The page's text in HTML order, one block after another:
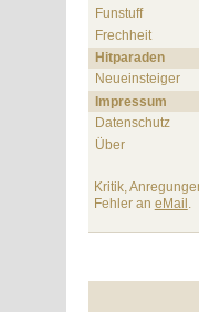
Funstuff
Frechheit
Hitparaden
Neueinsteiger
Impressum
Datenschutz
Über
Kritik,
Fehler an eMail .